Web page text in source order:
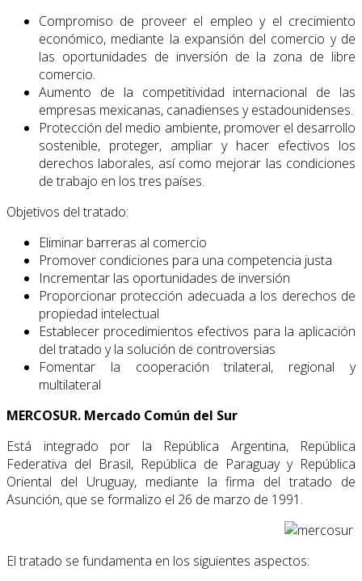
Compromiso de proveer el empleo y el crecimiento
económico, mediante la expan­sión del comercio y de
las oportunidades de inversión de la zona de libre
comercio.
Aumento de la competitividad internacional de las
empresas mexicanas, canadien­ses y estadounidenses.
Protección del medio ambiente, promover el desarrollo
sostenible, proteger, am­pliar y hacer efectivos los
derechos laborales, así como mejorar las condiciones
de trabajo en los tres países.
Objetivos del tratado:
Eliminar barreras al comercio
Promover condiciones para una competencia justa
Incrementar las oportunidades de inversión
Proporcionar protección adecuada a los derechos de
propiedad intelectual
Establecer procedimientos efectivos para la aplicación
del tratado y la solución de controversias
Fomentar la cooperación trilateral, regional y
multilateral
MERCOSUR. Mercado Común del Sur
Está integrado por la República Argentina, República
Federativa del Brasil, República de Paraguay y República
Oriental del Uruguay, mediante la firma del tratado de
Asunción, que se formalizo el 26 de marzo de 1991.
El tratado se fundamenta en los siguientes aspectos: